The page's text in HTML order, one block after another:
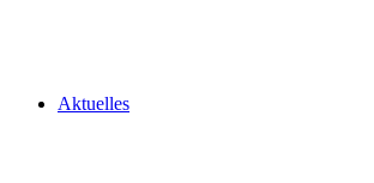
Aktuelles